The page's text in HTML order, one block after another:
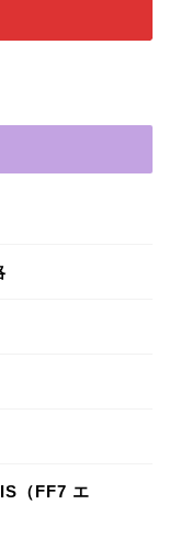
（FF7 エ